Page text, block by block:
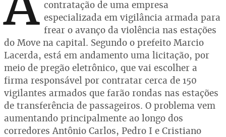
contratação de uma empresa
especializada em vigilância armada para
frear o avanço da violência nas estações
do Move na capital. Segundo o prefeito Marcio
Lacerda, está em andamento uma licitação, por
meio de pregão eletrônico, que vai escolher a
firma responsável por contratar cerca de 150
vigilantes armados que farão rondas nas estações
de transferência de passageiros. O problema vem
aumentando principalmente ao longo dos
corredores Antônio Carlos, Pedro I e Cristiano